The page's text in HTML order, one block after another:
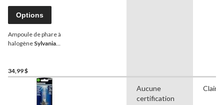
Options
Ampoule de phare à
halogène Sylvania
34,99 $
Aucune
certification
Clair